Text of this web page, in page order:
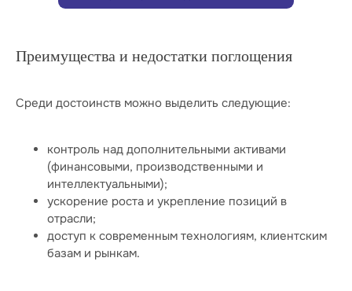
Преимущества и недостатки поглощения
Среди достоинств можно выделить следующие:
контроль над дополнительными активами
(финансовыми, производственными и
интеллектуальными);
ускорение роста и укрепление позиций в
отрасли;
доступ к современным технологиям, клиентским
базам и рынкам.